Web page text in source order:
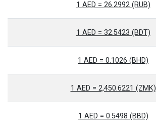
1 AED = 26.2992 (RUB)
1 AED = 32.5423 (BDT)
1 AED = 0.1026 (BHD)
1 AED = 2,450.6221 (ZMK)
1 AED = 0.5498 (BBD)